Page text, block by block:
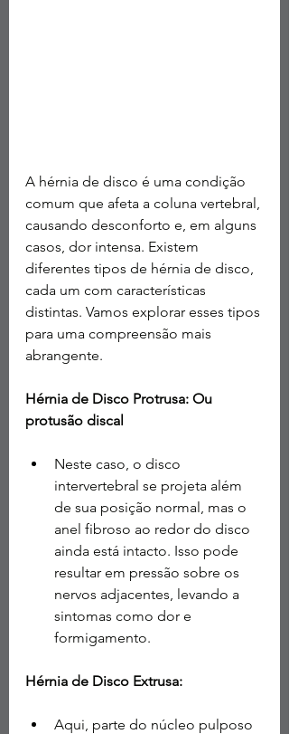
A hérnia de disco é uma condição
comum que afeta a coluna vertebral,
causando desconforto e, em alguns
casos, dor intensa. Existem
diferentes tipos de hérnia de disco,
cada um com características
distintas. Vamos explorar esses tipos
para uma compreensão mais
abrangente.
Hérnia de Disco Protrusa: Ou
protusão discal
Neste caso, o disco
intervertebral se projeta além
de sua posição normal, mas o
anel fibroso ao redor do disco
ainda está intacto. Isso pode
resultar em pressão sobre os
nervos adjacentes, levando a
sintomas como dor e
formigamento.
Hérnia de Disco Extrusa:
Aqui, parte do núcleo pulposo